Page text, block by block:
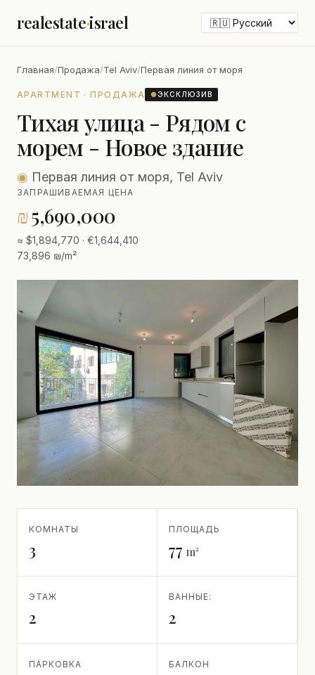
realestate·israel
Главная/Продажа/Tel Aviv/Первая линия от моря
APARTMENT · ПРОДАЖА ●ЭКСКЛЮЗИВ
Тихая улица - Рядом с
морем - Новое здание
◉ Первая линия от моря, Tel Aviv
ЗАПРАШИВАЕМАЯ ЦЕНА
₪5,690,000
≈ $1,894,770 · €1,644,410
73,896 ₪/m²
КОМНАТЫ
3
ПЛОЩАДЬ
77 m²
ЭТАЖ
2
ВАННЫЕ:
2
ПАРКОВКА БАЛКОН